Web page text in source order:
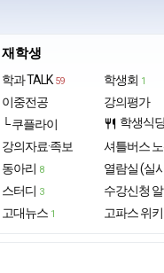
재학생
학과 TALK 59
이중전공
└ 쿠플라이
강의자료·족보
동아리 8
스터디 3
고대뉴스 1
학생회 1
강의평가
restaurant 학생식
셔틀버스
열람실 (실
수강신청
고파스 위키